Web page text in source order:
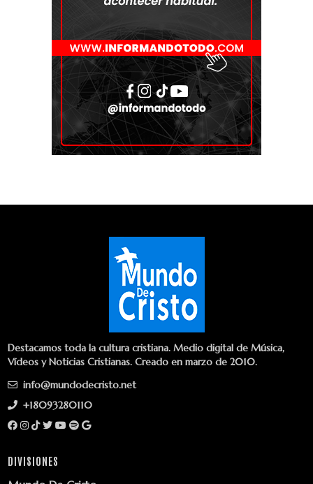
Destacamos toda la cultura cristiana. Medio digital de Música,
Vídeos y Noticias Cristianas. Creado en marzo de 2010.
info@mundodecristo.net
+18093280110
DIVISIONES